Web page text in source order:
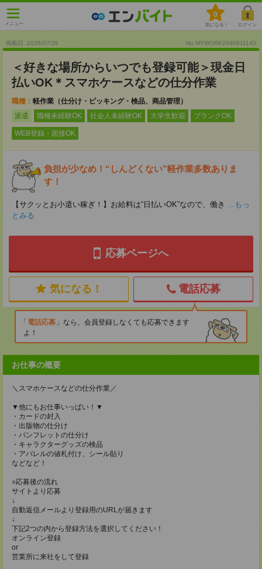
メニュー
0
気になる！ ログイン
掲載日 :2026/07/28 No.MYWORK2690811140
＜好きな場所からいつでも登録可能＞現金日
払いOK＊スマホケースなどの仕分作業
職種： 軽作業（仕分け・ピッキング・検品、商品管理）
派遣
職種未経験OK 社会人未経験OK 大学生歓迎 ブランクOK
WEB登録・面接OK
負担が少なめ！“しんどくない”軽作業多数ありま
す！
【サクッとお小遣い稼ぎ！】お給料は“日払いOK”なので、働き ...もっ
とみる
応募ページへ
気になる！ 電話応募
電話応募
なら、会員登録しなくても応募できます
よ！
お仕事の概要
＼スマホケースなどの仕分作業／
▼他にもお仕事いっぱい！▼
・カードの封入
・出版物の仕分け
・パンフレットの仕分け
・キャラクターグッズの検品
・アパレルの値札付け、シール貼り
などなど！
○応募後の流れ
サイトより応募
↓
自動返信メールより登録用のURLが届きます
↓
下記2つの内から登録方法を選択してください！
オンライン登録
or
営業所に来社をして登録